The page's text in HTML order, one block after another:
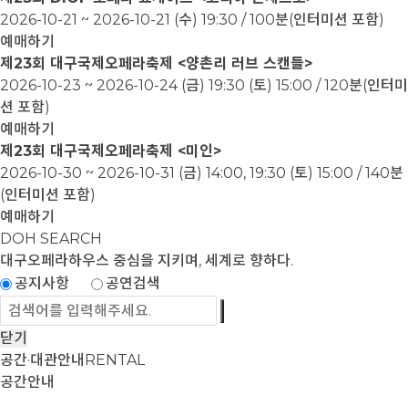
2026-10-21 ~ 2026-10-21 (수) 19:30 / 100분(인터미션 포함)
예매하기
제23회 대구국제오페라축제 <양촌리 러브 스캔들>
2026-10-23 ~ 2026-10-24 (금) 19:30 (토) 15:00 / 120분(인터미
션 포함)
예매하기
제23회 대구국제오페라축제 <미인>
2026-10-30 ~ 2026-10-31 (금) 14:00, 19:30 (토) 15:00 / 140분
(인터미션 포함)
예매하기
DOH SEARCH
대구오페라하우스 중심을 지키며, 세계로 향하다.
공지사항
공연검색
닫기
공간·대관안내 RENTAL
공간안내